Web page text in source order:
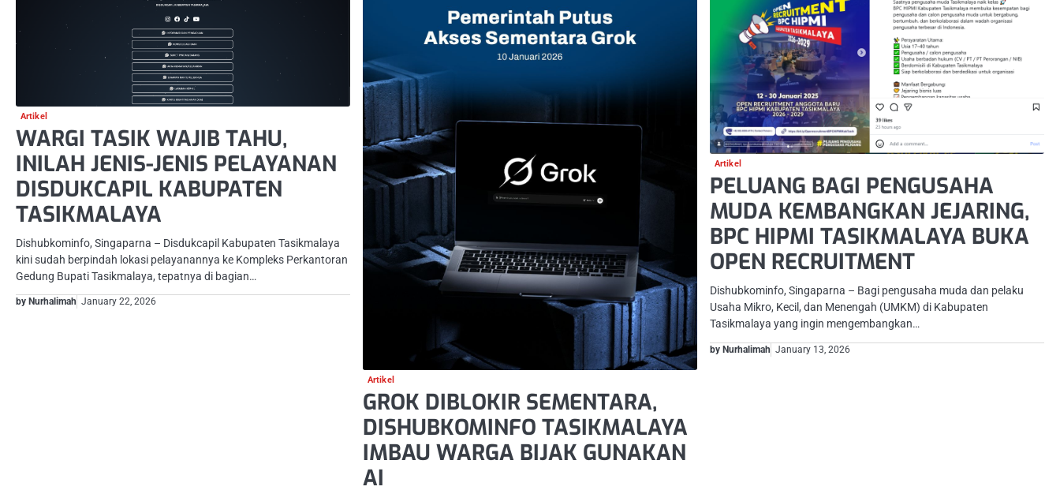
Artikel
WARGI TASIK WAJIB TAHU,
INILAH JENIS-JENIS PELAYANAN
DISDUKCAPIL KABUPATEN
TASIKMALAYA
Dishubkominfo, Singaparna – Disdukcapil Kabupaten Tasikmalaya
kini sudah berpindah lokasi pelayanannya ke Kompleks Perkantoran
Gedung Bupati Tasikmalaya, tepatnya di bagian…
by Nurhalimah January 22, 2026
Artikel
GROK DIBLOKIR SEMENTARA,
DISHUBKOMINFO TASIKMALAYA
IMBAU WARGA BIJAK GUNAKAN
AI
Artikel
PELUANG BAGI PENGUSAHA
MUDA KEMBANGKAN JEJARING,
BPC HIPMI TASIKMALAYA BUKA
OPEN RECRUITMENT
Dishubkominfo, Singaparna – Bagi pengusaha muda dan pelaku
Usaha Mikro, Kecil, dan Menengah (UMKM) di Kabupaten
Tasikmalaya yang ingin mengembangkan…
by Nurhalimah January 13, 2026